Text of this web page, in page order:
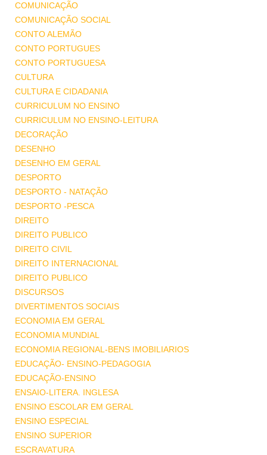
COMUNICAÇÃO
COMUNICAÇÃO SOCIAL
CONTO ALEMÃO
CONTO PORTUGUES
CONTO PORTUGUESA
CULTURA
CULTURA E CIDADANIA
CURRICULUM NO ENSINO
CURRICULUM NO ENSINO-LEITURA
DECORAÇÃO
DESENHO
DESENHO EM GERAL
DESPORTO
DESPORTO - NATAÇÃO
DESPORTO -PESCA
DIREITO
DIREITO PUBLICO
DIREITO CIVIL
DIREITO INTERNACIONAL
DIREITO PUBLICO
DISCURSOS
DIVERTIMENTOS SOCIAIS
ECONOMIA EM GERAL
ECONOMIA MUNDIAL
ECONOMIA REGIONAL-BENS IMOBILIARIOS
EDUCAÇÃO- ENSINO-PEDAGOGIA
EDUCAÇÃO-ENSINO
ENSAIO-LITERA. INGLESA
ENSINO ESCOLAR EM GERAL
ENSINO ESPECIAL
ENSINO SUPERIOR
ESCRAVATURA